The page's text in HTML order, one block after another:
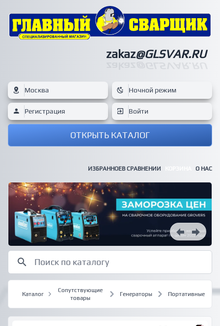
zakaz@GLSVAR.RU
Москва Ночной режим
Регистрация Войти
ОТКРЫТЬ КАТАЛОГ
ИЗБРАННОЕВ СРАВНЕНИИ О НАС
Каталог
Сопутствующие
товары
Генераторы Портативные